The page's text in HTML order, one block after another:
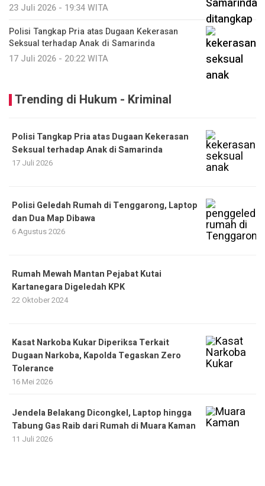
23 Juli 2026 - 19:34 WITA
Polisi Tangkap Pria atas Dugaan Kekerasan
Seksual terhadap Anak di Samarinda
17 Juli 2026 - 20:22 WITA
Trending di Hukum - Kriminal
Polisi Tangkap Pria atas Dugaan Kekerasan
Seksual terhadap Anak di Samarinda
17 Juli 2026
Polisi Geledah Rumah di Tenggarong, Laptop
dan Dua Map Dibawa
6 Agustus 2026
Rumah Mewah Mantan Pejabat Kutai
Kartanegara Digeledah KPK
22 Oktober 2024
Kasat Narkoba Kukar Diperiksa Terkait
Dugaan Narkoba, Kapolda Tegaskan Zero
Tolerance
16 Mei 2026
Jendela Belakang Dicongkel, Laptop hingga
Tabung Gas Raib dari Rumah di Muara Kaman
11 Juli 2026